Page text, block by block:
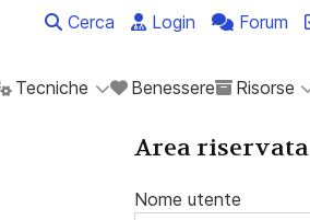
Cerca Login Forum
Tecniche Benessere Risorse
Area riservata
Nome utente